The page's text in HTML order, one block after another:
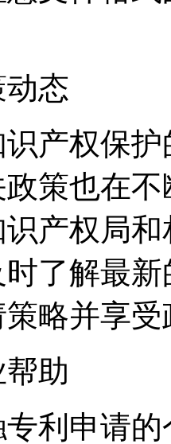
态
产权保
策也在
产权局
了解最
略并享
助
利申请